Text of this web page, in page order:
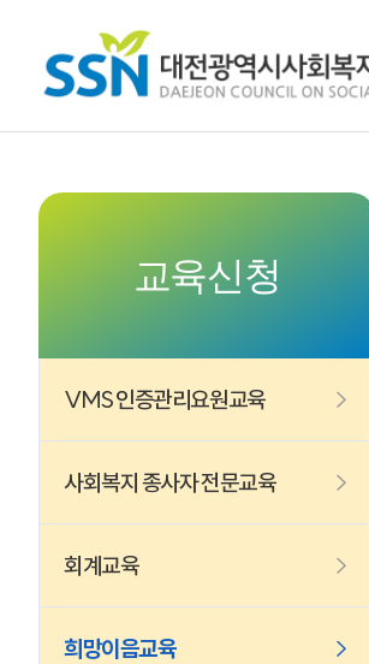
교육신청
VMS 인증관리요원교육
사회복지 종사자 전문교육
회계교육
희망이음교육